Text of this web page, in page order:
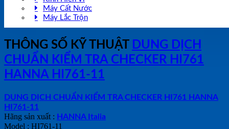
Máy Cất Nước
Máy Lắc Trộn
THÔNG SỐ KỸ THUẬT DUNG DỊCH
CHUẨN KIỂM TRA CHECKER HI761
HANNA HI761-11
DUNG DỊCH CHUẨN KIỂM TRA CHECKER HI761 HANNA
HI761-11
Hãng sản xuất : HANNA Italia
Model : HI761-11